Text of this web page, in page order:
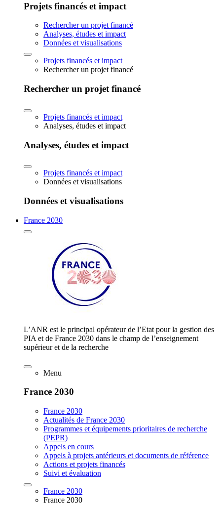
Projets financés et impact
Rechercher un projet financé
Analyses, études et impact
Données et visualisations
Projets financés et impact
Rechercher un projet financé
Rechercher un projet financé
Projets financés et impact
Analyses, études et impact
Analyses, études et impact
Projets financés et impact
Données et visualisations
Données et visualisations
France 2030
L’ANR est le principal opérateur de l’Etat pour la gestion des
PIA et de France 2030 dans le champ de l’enseignement
supérieur et de la recherche
Menu
France 2030
France 2030
Actualités de France 2030
Programmes et équipements prioritaires de recherche
(PEPR)
Appels en cours
Appels à projets antérieurs et documents de référence
Actions et projets financés
Suivi et évaluation
France 2030
France 2030